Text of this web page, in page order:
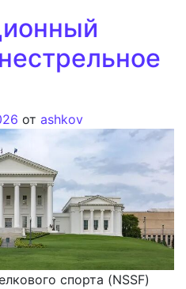
от ashkov
спорта (NSSF)